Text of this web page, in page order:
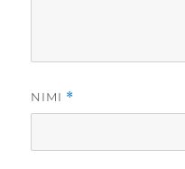
NIMI *